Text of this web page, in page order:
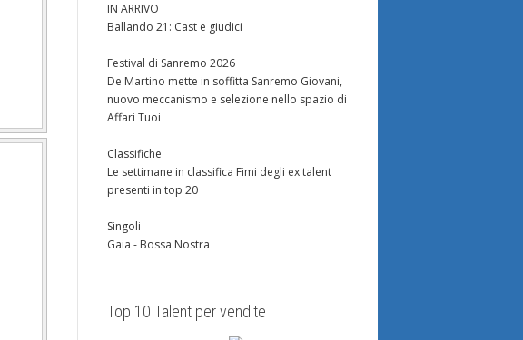
IN ARRIVO
Ballando 21: Cast e giudici
Festival di Sanremo 2026
De Martino mette in soffitta Sanremo Giovani,
nuovo meccanismo e selezione nello spazio di
Affari Tuoi
Classifiche
Le settimane in classifica Fimi degli ex talent
presenti in top 20
Singoli
Gaia - Bossa Nostra
Top 10 Talent per vendite